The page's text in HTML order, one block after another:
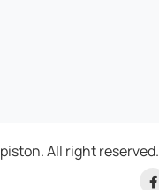
All right reserved.